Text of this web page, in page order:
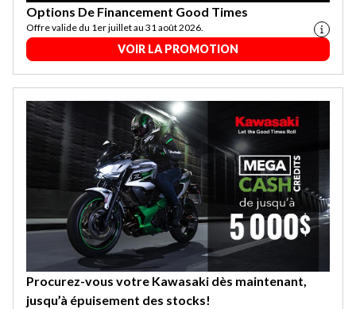
Options De Financement Good Times
Offre valide du 1er juillet au 31 août 2026.
VOIR LA PROMOTION
Procurez-vous votre Kawasaki dès maintenant,
jusqu’à épuisement des stocks!